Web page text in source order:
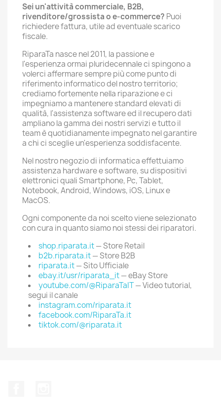
Sei un'attività commerciale, B2B,
rivenditore/grossista o e-commerce? Puoi
richiedere fattura, utile ad eventuale scarico
fiscale.
RiparaTa nasce nel 2011, la passione e
l'esperienza ormai pluridecennale ci spingono a
volerci affermare sempre più come punto di
riferimento informatico del nostro territorio;
crediamo fortemente nella riparazione e ci
impegniamo a mantenere standard elevati di
qualità, l'assistenza software ed il recupero dati
ampliano la gamma dei nostri servizi e tutto il
team è quotidianamente impegnato nel garantire
a chi ci sceglie un'esperienza soddisfacente.
Nel nostro negozio di informatica effettuiamo
assistenza hardware e software, su dispositivi
elettronici quali Smartphone, Pc, Tablet,
Notebook, Android, Windows, iOS, Linux e
MacOS.
Ogni componente da noi scelto viene selezionato
con cura in quanto siamo noi stessi dei riparatori.
shop.riparata.it— Store Retail
b2b.riparata.it— Store B2B
riparata.it— Sito Ufficiale
ebay.it/usr/riparata_it— eBay Store
youtube.com/@RiparaTaIT— Video tutorial,
segui il canale
instagram.com/riparata.it
facebook.com/RiparaTa.it
tiktok.com/@riparata.it